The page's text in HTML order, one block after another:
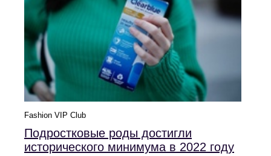
Fashion VIP Club
Подростковые роды достигли
исторического минимума в 2022 году